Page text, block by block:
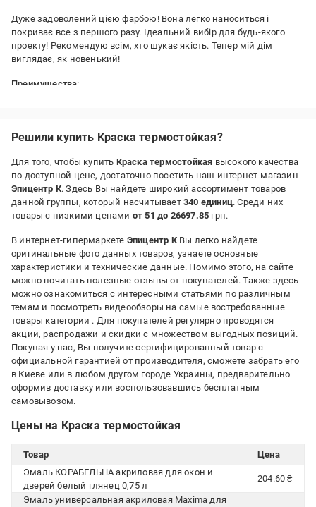
Дуже задоволений цією фарбою! Вона легко наноситься і
покриває все з першого разу. Ідеальний вибір для будь-якого
проекту! Рекомендую всім, хто шукає якість. Тепер мій дім
виглядає, як новенький!
Преимущества:
Не має
Решили купить Краска термостойкая?
Для того, чтобы купить Краска термостойкая высокого качества
по доступной цене, достаточно посетить наш интернет-магазин
Эпицентр К. Здесь Вы найдете широкий ассортимент товаров
данной группы, который насчитывает 340 единиц. Среди них
товары с низкими ценами от 51 до 26697.85 грн.
В интернет-гипермаркете Эпицентр КВы легко найдете
оригинальные фото данных товаров, узнаете основные
характеристики и технические данные. Помимо этого, на сайте
можно почитать полезные отзывы от покупателей. Также здесь
можно ознакомиться с интересными статьями по различным
темам и посмотреть видеообзоры на самые востребованные
товары категории . Для покупателей регулярно проводятся
акции, распродажи и скидки с множеством выгодных позиций.
Покупая у нас, Вы получите сертифицированный товар с
официальной гарантией от производителя, сможете забрать его
в Киеве или в любом другом городе Украины, предварительно
оформив доставку или воспользовавшись бесплатным
самовывозом.
Цены на Краска термостойкая
Товар
Цена
Эмаль КОРАБЕЛЬНА акриловая для окон и
дверей белый глянец 0,75 л
204.60 ₴
Эмаль универсальная акриловая Maxima для